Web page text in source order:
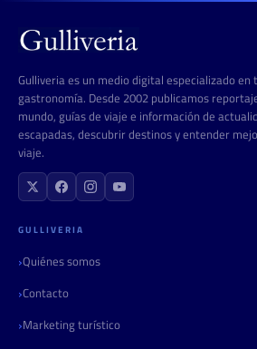
Gulliveria es un medio digital especializado
gastronomía. Desde 2002 publicamos
mundo, guías de viaje e información de
escapadas, descubrir destinos y entender
viaje.
GULLIVERIA
Quiénes somos
Contacto
Marketing turístico